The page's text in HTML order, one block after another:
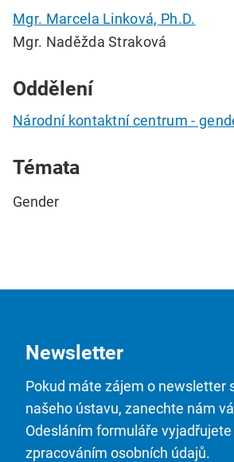
Mgr. Marcela Linková, Ph.D.
Mgr. Naděžda Straková
Oddělení
Národní kontaktní centrum -
Témata
Gender
Newsletter
Pokud máte zájem o newsletter
našeho ústavu, zanechte nám
Odesláním formuláře
zpracováním osobních údajů.